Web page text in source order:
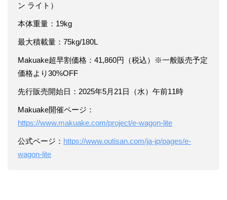
ン ライト）
本体重量：19kg
最大積載量：75kg/180L
Makuake超早割価格：41,860円（税込）※一般販売予定
価格より30%OFF
先行販売開始日：2025年5月21日（水）午前11時
Makuake開催ページ：
https://www.makuake.com/project/e-wagon-lite
公式ページ： https://www.outisan.com/ja-jp/pages/e-
wagon-lite